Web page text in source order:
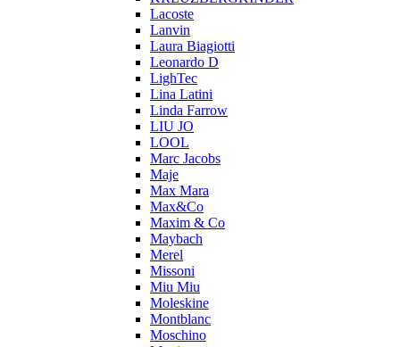
Lacoste
Lanvin
Laura Biagiotti
Leonardo D
LighTec
Lina Latini
Linda Farrow
LIU JO
LOOL
Marc Jacobs
Maje
Max Mara
Max&Co
Maxim & Co
Maybach
Merel
Missoni
Miu Miu
Moleskine
Montblanc
Moschino